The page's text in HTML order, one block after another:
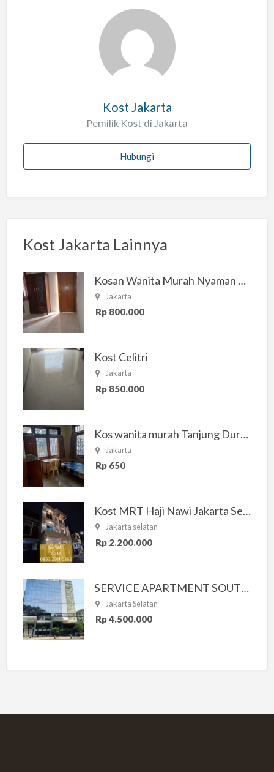
Kost Jakarta
Pemilik Kost di Jakarta
Hubungi
Kost Jakarta Lainnya
Kosan Wanita Murah Nyaman di Jakarta Selatan
Jakarta
Rp 800.000
Kost Celitri
Jakarta
Rp 850.000
Kos wanita murah Tanjung Duren Jakarta Barat
Jakarta
Rp 650
Kost MRT Haji Nawi Jakarta Selatan
Jakarta selatan
Rp 2.200.000
SERVICE APARTMENT SOUTH RESIDENCE
Jakarta Selatan
Rp 4.500.000